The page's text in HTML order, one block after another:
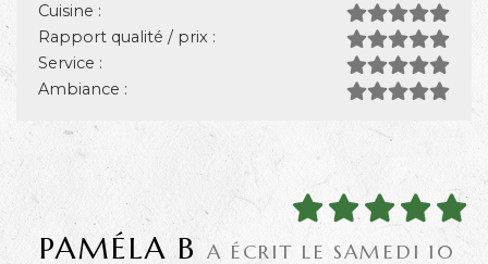
Cuisine :
Rapport qualité / prix :
Service :
Ambiance :
PAMÉLA B A ÉCRIT LE SAMEDI 10